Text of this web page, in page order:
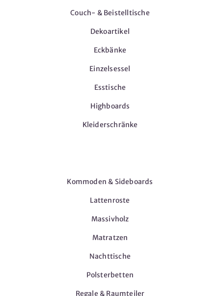
Couch- & Beistelltische
Dekoartikel
Eckbänke
Einzelsessel
Esstische
Highboards
Kleiderschränke
Kommoden & Sideboards
Lattenroste
Massivholz
Matratzen
Nachttische
Polsterbetten
Regale & Raumteiler